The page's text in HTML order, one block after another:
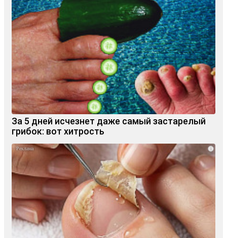
За 5 дней исчезнет даже самый застарелый
грибок: вот хитрость
i